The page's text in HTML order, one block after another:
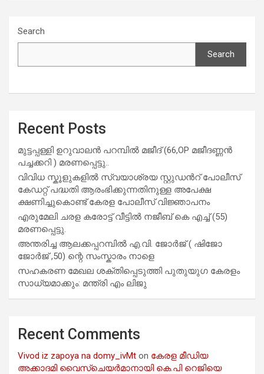
Search
Search
Recent Posts
മുട്ടപ്പള്ളി ഉറുവാലൻ പറമ്പിൽ മജീദ് (66,OP മജീദണ്ണൻ
പച്ചക്കറി ) മരണപ്പെട്ടു..
വിവിധ സ്കൂളുകളില്‍ സ്വയാശ്രയ സ്റ്റുഡന്‍റ് പോലീസ്
കേഡറ്റ് പദ്ധതി ആരംഭിക്കുന്നതിനുള്ള അപേക്ഷ
ക്ഷണിച്ചുകൊണ്ട് കേരള പോലീസ് വിജ്ഞാപനം
എരുമേലി ചരള കരോട്ട് വീട്ടിൽ നജീബ് കെ എച്ച് (55)
മരണപ്പെട്ടു.
അന്തരിച്ച ആ​ല​ക്ക​പ്പ​റമ്പിൽ​ എ.​വി. ജോ​ർ​ജ് ( ഷിജോ
ജോർജ് ,50) ന്റെ സംസ്കാരം നാളെ
സഹകരണ മേഖല ശക്തിപ്പെടുത്തി പുതുയുഗ കേരളം
സാധ്യമാക്കും: മന്ത്രി എം ലിജു
Recent Comments
Vivod iz zapoya na domy_ivMt on കേരള മീഡിയ
അക്കാദമി വൈസ്ചെയർമാനായി കെ.പി റെജിയെ